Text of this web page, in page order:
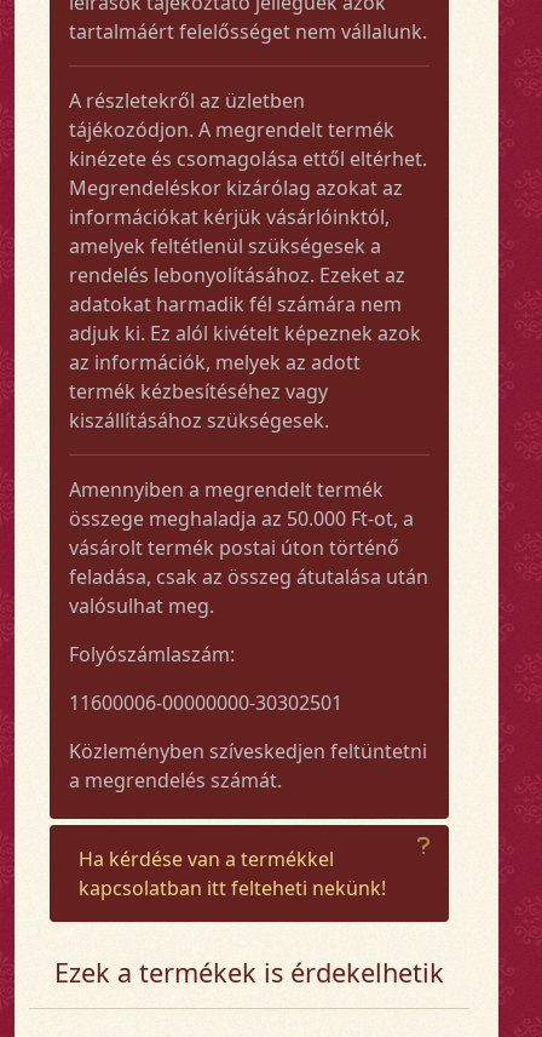
tartalmáért felelősséget nem vállalunk.
A részletekről az üzletben
tájékozódjon. A megrendelt termék
kinézete és csomagolása ettől eltérhet.
Megrendeléskor kizárólag azokat az
információkat kérjük vásárlóinktól,
amelyek feltétlenül szükségesek a
rendelés lebonyolításához. Ezeket az
adatokat harmadik fél számára nem
adjuk ki. Ez alól kivételt képeznek azok
az információk, melyek az adott
termék kézbesítéséhez vagy
kiszállításához szükségesek.
Amennyiben a megrendelt termék
összege meghaladja az 50.000 Ft-ot, a
vásárolt termék postai úton történő
feladása, csak az összeg átutalása után
valósulhat meg.
Folyószámlaszám:
11600006-00000000-30302501
Közleményben szíveskedjen feltüntetni
a megrendelés számát.
Ha kérdése van a termékkel
kapcsolatban itt felteheti nekünk!
Ezek a termékek is érdekelhetik